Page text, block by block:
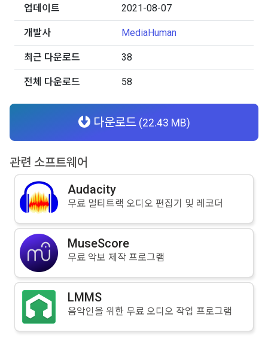
업데이트 2021-08-07
개발사 MediaHuman
최근 다운로드 38
전체 다운로드 58
다운로드(22.43 MB)
관련 소프트웨어
Audacity
무료 멀티트랙 오디오 편집기 및 레코더
MuseScore
무료 악보 제작 프로그램
LMMS
음악인을 위한 무료 오디오 작업 프로그램